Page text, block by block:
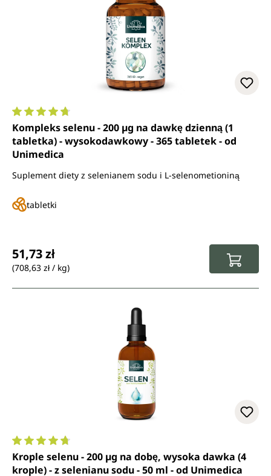
Średnia ocena 4.8 z 5 gwiazdek
Kompleks selenu - 200 µg na dawkę dzienną (1
tabletka) - wysokodawkowy - 365 tabletek - od
Unimedica
Suplement diety z selenianem sodu i L-selenometioniną
tabletki
51,73 zł
(708,63 zł / kg)
Średnia ocena 4.7 z 5 gwiazdek
Krople selenu - 200 µg na dobę, wysoka dawka (4
krople) - z selenianu sodu - 50 ml - od Unimedica